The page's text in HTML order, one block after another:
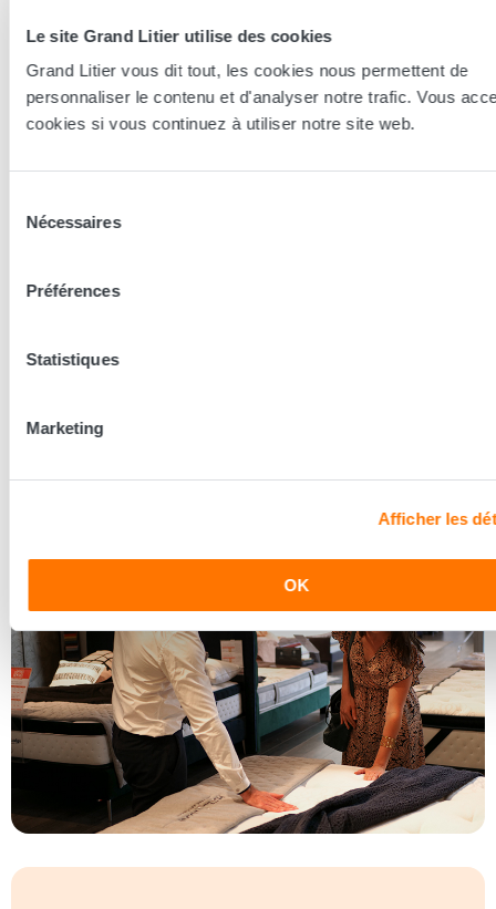
Le site Grand Litier utilise des cookies
Grand Litier vous dit tout, les cookies nous permettent de
personnaliser le contenu et d'analyser notre trafic. Vous
cookies si vous continuez à utiliser notre site web.
Nécessaires
Préférences
Statistiques
Marketing
Afficher les
OK
Essayer en magasin
Nos conseillers spécialistes du bien-être sont à votre disposition
en lieux de vente afin de vous guider au mieux vers la
technologie, le confort, et les modèles les plus adaptés à votre
Trouver le magasin le plus proche
Les conseillers Grand Litier
Nos conseillers prennent le temps de vous écouter pour